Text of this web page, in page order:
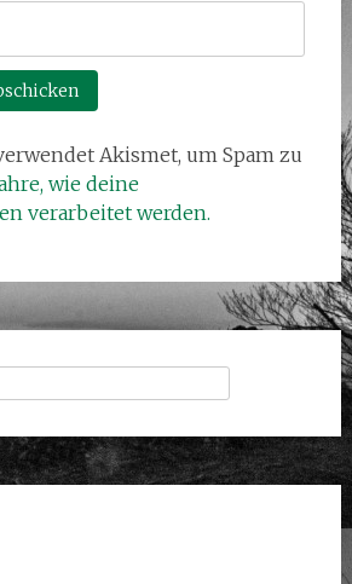
Akismet, um Spam zu
wie deine
verarbeitet werden.